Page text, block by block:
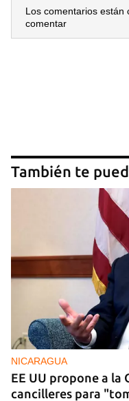
Los comentarios están
comentar
También te
NICARAGUA
EE UU propone a la
cancilleres para